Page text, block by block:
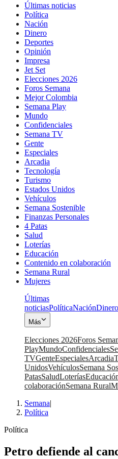
Últimas noticias
Política
Nación
Dinero
Deportes
Opinión
Impresa
Jet Set
Elecciones 2026
Foros Semana
Mejor Colombia
Semana Play
Mundo
Confidenciales
Semana TV
Gente
Especiales
Arcadia
Tecnología
Turismo
Estados Unidos
Vehículos
Semana Sostenible
Finanzas Personales
4 Patas
Salud
Loterías
Educación
Contenido en colaboración
Semana Rural
Mujeres
Últimas
noticiasPolíticaNaciónDinero
Más
Elecciones 2026Foros
PlayMundoConfidenciales
TVGenteEspecialesArcadia
UnidosVehículosSemana
PatasSaludLoterías
colaboraciónSemana Rural
Semana|
Política
Política
Petro defiende al